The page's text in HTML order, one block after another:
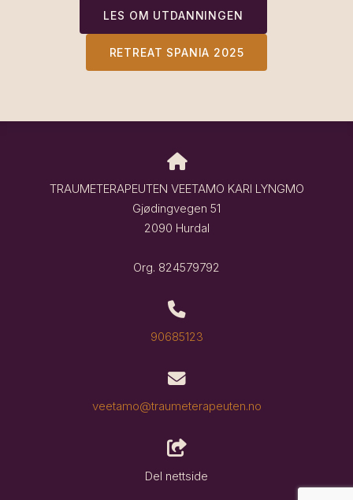
LES OM UTDANNINGEN
RETREAT SPANIA 2025
TRAUMETERAPEUTEN VEETAMO KARI LYNGMO
Gjødingvegen 51
2090 Hurdal
Org. 824579792
90685123
veetamo@traumeterapeuten.no
Del nettside